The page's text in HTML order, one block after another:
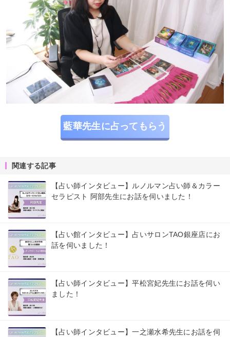
藍華先生に占ってもらう
関連する記事
【占い師インタビュー】ルノルマン占い師＆カラー
セラピスト 阿部先生にお話を伺いました！
【占い館インタビュー】占いサロンTAO銀座店にお
話を伺いました！
【占い師インタビュー】平松宮妃先生にお話を伺い
ました！
【占い師インタビュー】一之瀬水希先生にお話を伺